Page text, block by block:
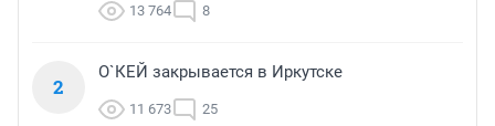
13 764 8
2
О`КЕЙ закрывается в Иркутске
11 673 25